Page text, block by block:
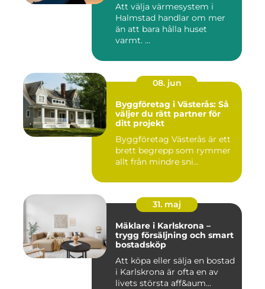
Att välja värmesystem i
Halmstad handlar om mer
än att bara hålla huset
varmt. ...
08. jun
Byggföretag i Västerås: Så
väljer du rätt partner för
ditt projekt
Byggföretag Västerås är ett
brett begrepp som rymmer
allt från mindre sni...
31. maj
Mäklare i Karlskrona –
trygg försäljning och smart
bostadsköp
Att köpa eller sälja en bostad
i Karlskrona är ofta en av
livets största aff&aum...